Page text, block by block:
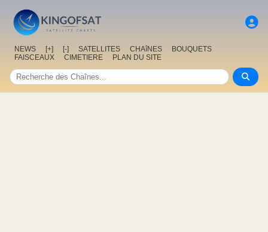
NEWS [+] [-] SATELLITES CHAîNES
BOUQUETS
FAISCEAUX
CIMETIERE PLAN DU SITE